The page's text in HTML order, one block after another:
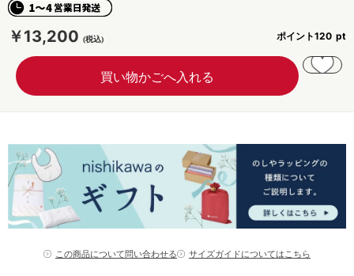
￥13,200 ポイント120
この商品について問い合わせる サイズガイドについてはこちら